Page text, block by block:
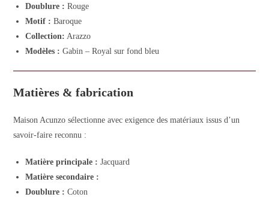
Doublure : Rouge
Motif : Baroque
Collection: Arazzo
Modèles : Gabin – Royal sur fond bleu
Matières & fabrication
Maison Acunzo sélectionne avec exigence des matériaux issus d’un
savoir-faire reconnu :
Matière principale :Jacquard
Matière secondaire :
Doublure : Coton